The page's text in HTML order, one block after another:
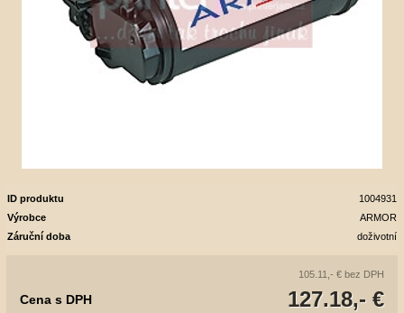
ID produktu
1004931
Výrobce
ARMOR
Záruční doba
doživotní
105.11,- € bez DPH
127.18,- €
Cena s DPH